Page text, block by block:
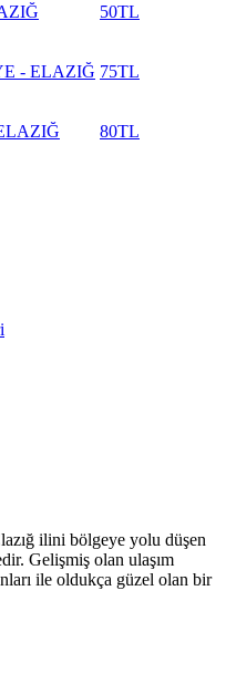
50TL
- ELAZIĞ 75TL
80TL
ilini bölgeye yolu düşen
Gelişmiş olan ulaşım
ile oldukça güzel olan bir